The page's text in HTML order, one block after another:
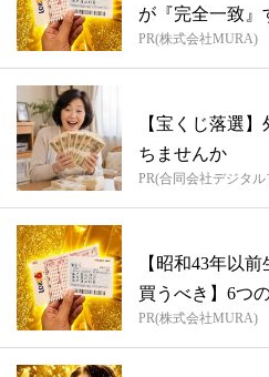
が『完全一致』
PR(株式会社MURA)
【宝くじ落選
ちませんか
PR(合同会社デジタ
【昭和43年以
買うべき】6つ
方...
PR(株式会社MURA)